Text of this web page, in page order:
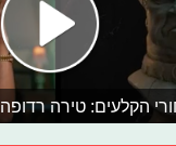
הקלעים: טירה רדופה